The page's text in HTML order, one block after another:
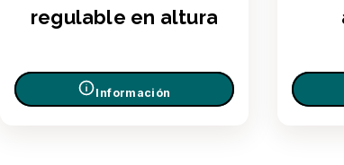
regulable en altura
Información